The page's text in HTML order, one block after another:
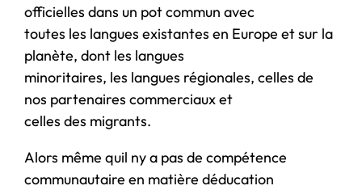
officielles dans un pot commun avec
toutes les langues existantes en Europe et sur la
planète, dont les langues
minoritaires, les langues régionales, celles de
nos partenaires commerciaux et
celles des migrants.
Alors même quil ny a pas de compétence
communautaire en matière déducation